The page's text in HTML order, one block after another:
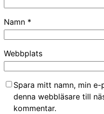
Namn *
Webbplats
Spara mitt namn, min
denna webbläsare till
kommentar.